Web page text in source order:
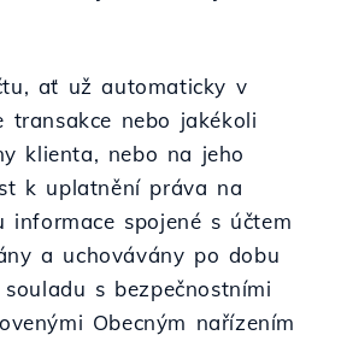
ať už automaticky v
transakce nebo jakékoli
klienta, nebo na jeho
k uplatnění práva na
informace spojené s účtem
a uchovávány po dobu
s bezpečnostními
Obecným nařízením